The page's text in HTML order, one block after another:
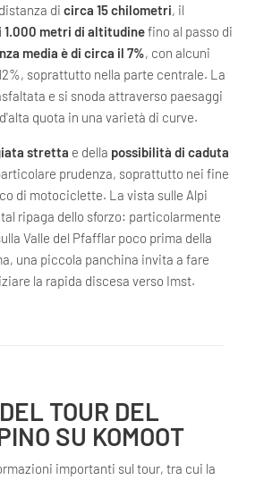
di circa 15 chilometri, il
1.000 metri di altitudinefino al passo di
media è di circa il 7%, con alcuni
soprattutto nella parte centrale. La
e si snoda attraverso paesaggi
quota in una varietà di curve.
stretta e della possibilità di caduta
prudenza, soprattutto nei fine
di motociclette. La vista sulle Alpi
ripaga dello sforzo: particolarmente
Valle del Pfafflar poco prima della
una piccola panchina invita a fare
la rapida discesa verso Imst.
TOUR DEL
SU KOMOOT
importanti sul tour, tra cui la